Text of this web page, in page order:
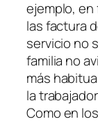
ejemplo, en
las factura
servicio no
familia no
más
la
Como en